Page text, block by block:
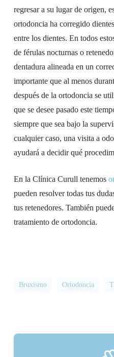
regresar a su lugar de origen,
ortodoncia ha corregido
entre los dientes. En todos
de férulas nocturnas o
dentadura alineada en un
importante que al menos
después de la ortodoncia se
que se desee pasado este
siempre que sea bajo la
cualquier caso, una visita a
ayudará a decidir qué
En la Clínica Curull tenemos
pueden resolver todas tus
tus retenedores. También
tratamiento de ortodoncia.
Bruxismo Ortodoncia